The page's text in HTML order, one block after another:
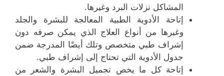
المشاكل نزلات البرد وغيرها.
إتاحة الأدوية الطبية المعالجة للبشرة والجلد
وغيرها من أنواع العلاج الذي يمكن صرفه دون
إشراف طبي متخصص وتلك أيضًا المدرجة ضمن
جدول الأدوية التي تحتاج إلى إشراف طبي.
إتاحة كل ما يخص تجميل البشرة والشعر من